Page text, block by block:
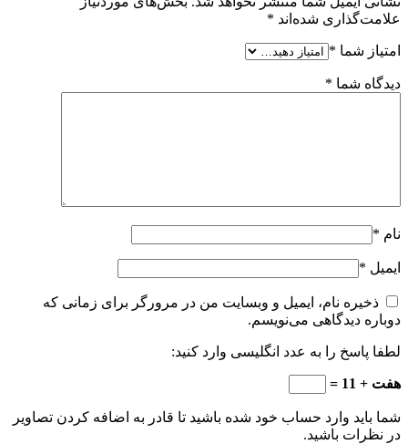
علامت‌گذاری شده‌اند *
امتیاز شما *
دیدگاه شما *
نام *
ایمیل *
ذخیره نام، ایمیل و وبسایت من در مرورگر برای زمانی که
دوباره دیدگاهی می‌نویسم.
لطفا پاسخ را به عدد انگلیسی وارد کنید:
هفت + 11 =
شما باید وارد حساب خود شده باشید تا قادر به اضافه کردن تصاویر
در نظرات باشید.